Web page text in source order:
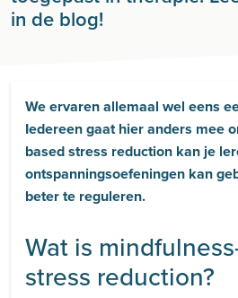
in de blog!
We ervaren allemaal wel eens
Iedereen gaat hier anders mee
based stress reduction kan je
ontspanningsoefeningen kan
beter te reguleren.
Wat is
stress reduction?